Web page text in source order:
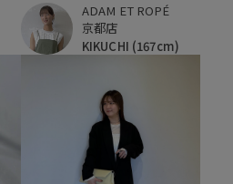
ADAM ET ROPÉ
京都店
KIKUCHI (167cm)